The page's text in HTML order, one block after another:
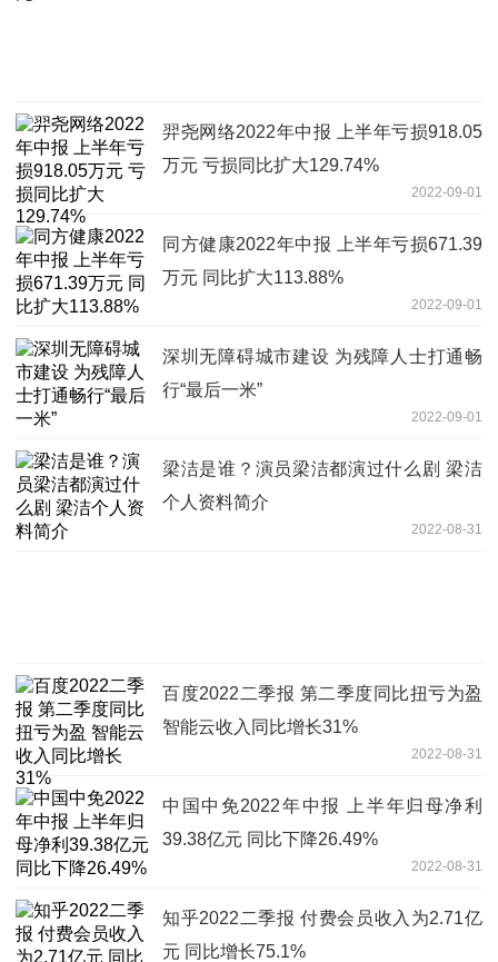
羿尧网络2022年中报 上半年亏损918.05
万元 亏损同比扩大129.74%
2022-09-01
同方健康2022年中报 上半年亏损671.39
万元 同比扩大113.88%
2022-09-01
深圳无障碍城市建设 为残障人士打通畅
行“最后一米”
2022-09-01
梁洁是谁？演员梁洁都演过什么剧 梁洁
个人资料简介
2022-08-31
百度2022二季报 第二季度同比扭亏为盈
智能云收入同比增长31%
2022-08-31
中国中免2022年中报 上半年归母净利
39.38亿元 同比下降26.49%
2022-08-31
知乎2022二季报 付费会员收入为2.71亿
元 同比增长75.1%